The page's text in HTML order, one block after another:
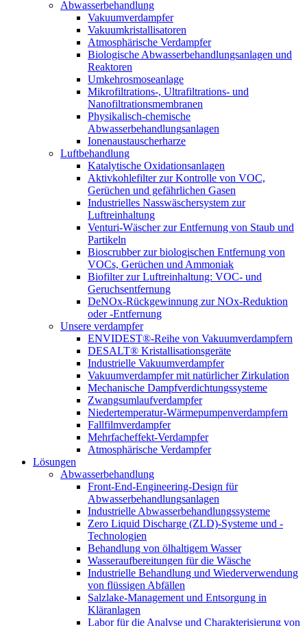
Abwasserbehandlung
Vakuumverdampfer
Vakuumkristallisatoren
Atmosphärische Verdampfer
Biologische Abwasserbehandlungsanlagen und
Reaktoren
Umkehrosmoseanlage
Mikrofiltrations-, Ultrafiltrations- und
Nanofiltrationsmembranen
Physikalisch-chemische
Abwasserbehandlungsanlagen
Ionenaustauscherharze
Luftbehandlung
Katalytische Oxidationsanlagen
Aktivkohlefilter zur Kontrolle von VOC,
Gerüchen und gefährlichen Gasen
Industrielles Nasswäschersystem zur
Luftreinhaltung
Venturi-Wäscher zur Entfernung von Staub und
Partikeln
Bioscrubber zur biologischen Entfernung von
VOCs, Gerüchen und Ammoniak
Biofilter zur Luftreinhaltung: VOC- und
Geruchsentfernung
DeNOx-Rückgewinnung zur NOx-Reduktion
oder -Entfernung
Unsere verdampfer
ENVIDEST®-Reihe von Vakuumverdampfern
DESALT® Kristallisationsgeräte
Industrielle Vakuumverdampfer
Vakuumverdampfer mit natürlicher Zirkulation
Mechanische Dampfverdichtungssysteme
Zwangsumlaufverdampfer
Niedertemperatur-Wärmepumpenverdampfern
Fallfilmverdampfer
Mehrfacheffekt-Verdampfer
Atmosphärische Verdampfer
Lösungen
Abwasserbehandlung
Front-End-Engineering-Design für
Abwasserbehandlungsanlagen
Industrielle Abwasserbehandlungssysteme
Zero Liquid Discharge (ZLD)-Systeme und -
Technologien
Behandlung von ölhaltigem Wasser
Wasseraufbereitungen für die Wäsche
Industrielle Behandlung und Wiederverwendung
von flüssigen Abfällen
Salzlake-Management und Entsorgung in
Kläranlagen
Labor für die Analyse und Charakterisierung von